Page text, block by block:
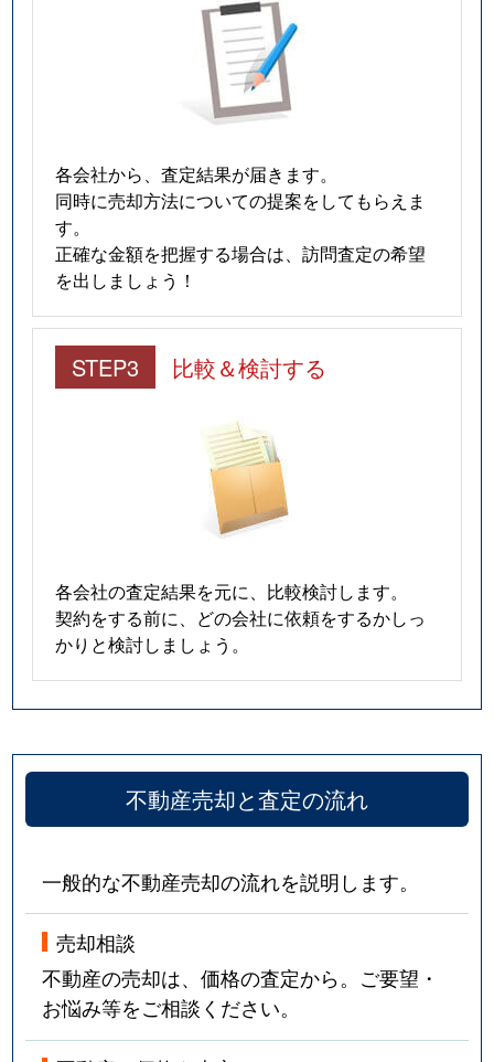
各会社から、査定結果が届きます。
同時に売却方法についての提案をしてもらえま
す。
正確な金額を把握する場合は、訪問査定の希望
を出しましょう！
STEP3 比較＆検討する
各会社の査定結果を元に、比較検討します。
契約をする前に、どの会社に依頼をするかしっ
かりと検討しましょう。
不動産売却と査定の流れ
一般的な不動産売却の流れを説明します。
売却相談
不動産の売却は、価格の査定から。ご要望・
お悩み等をご相談ください。